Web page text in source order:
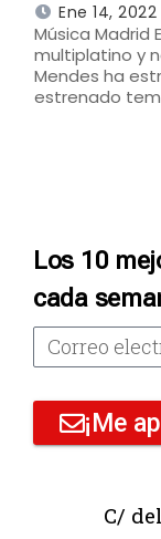
Ene 14, 2022
Música Madrid
multiplatino y
Mendes ha
estrenado
Los 10
cada
¡Me
C/